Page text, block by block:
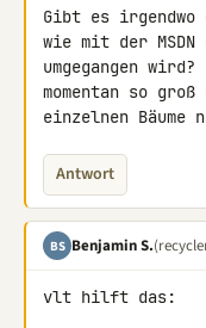
Gibt es irgendwo
wie mit der MSDN
umgegangen
momentan so
einzelnen
Antwort
BS Benjamin S.
vlt hilft das: